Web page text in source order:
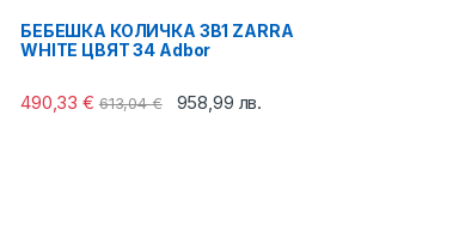
БЕБЕШКА КОЛИЧКА 3В1 ZARRA
WHITE ЦВЯТ 34 Adbor
490,33€ 613,04€ 958,99 лв.